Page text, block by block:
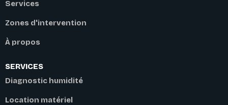
Services
Zones d'intervention
À propos
SERVICES
Diagnostic humidité
Location matériel